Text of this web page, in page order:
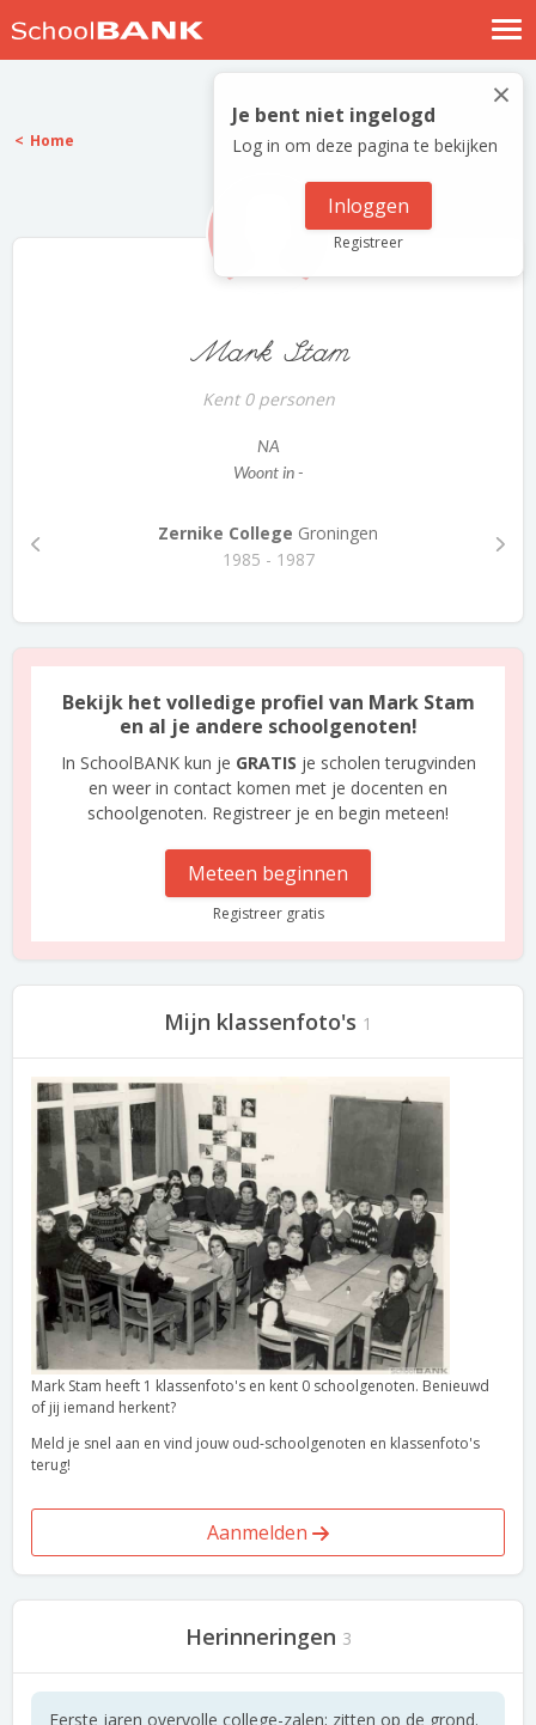
Nostalgische verhalen
Log in
Meld je gratis aan
×
Je bent niet ingelogd
Log in om deze pagina te bekijken
Inloggen
Registreer
Home
Mark Stam
Kent 0 personen
NA
Woont in -
Zernike College Groningen
1985 - 1987
Bekijk het volledige profiel van Mark Stam
en al je andere schoolgenoten!
In SchoolBANK kun je GRATIS je scholen terugvinden
en weer in contact komen met je docenten en
schoolgenoten. Registreer je en begin meteen!
Meteen beginnen
Registreer gratis
Mijn klassenfoto's 1
Mark Stam heeft 1 klassenfoto's en kent 0 schoolgenoten. Benieuwd
of jij iemand herkent?
Meld je snel aan en vind jouw oud-schoolgenoten en klassenfoto's
terug!
Aanmelden
Herinneringen 3
Eerste jaren overvolle college-zalen; zitten op de grond.